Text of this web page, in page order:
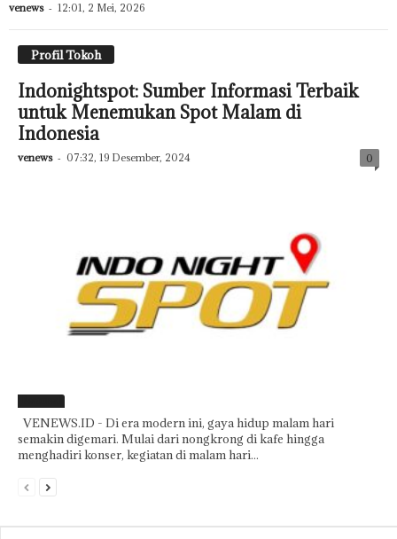
venews - 12:01, 2 Mei, 2026
Profil Tokoh
Indonightspot: Sumber Informasi Terbaik
untuk Menemukan Spot Malam di
Indonesia
venews - 07:32, 19 Desember, 2024 0
VENEWS.ID - Di era modern ini, gaya hidup malam hari
semakin digemari. Mulai dari nongkrong di kafe hingga
menghadiri konser, kegiatan di malam hari...